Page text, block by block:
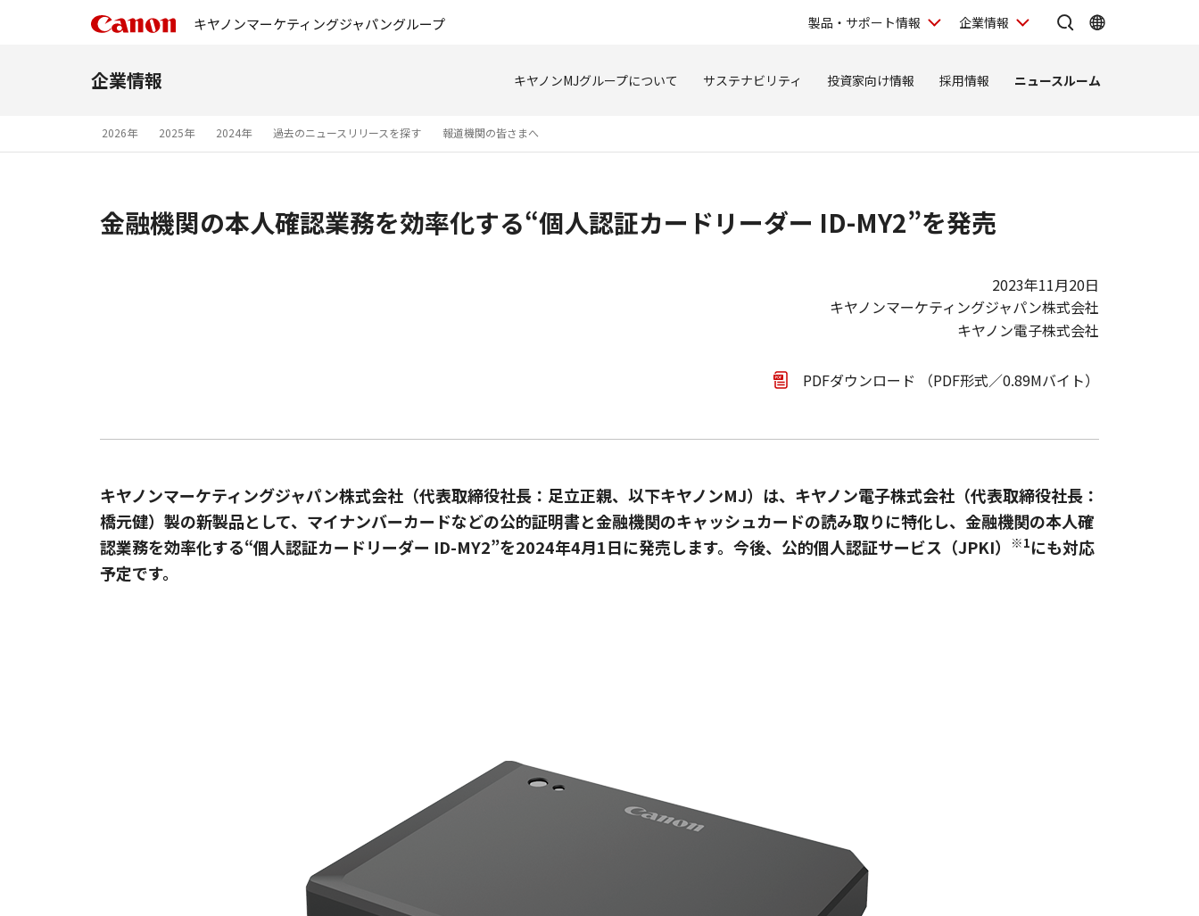
キヤノンマーケティングジャパングループ 製品・サポート情報 企業情報
企業情報 キヤノンMJグループについて サステナビリティ 投資家向け情報 採用情報 ニュースルーム
2026年 2025年 2024年 過去のニュースリリースを探す 報道機関の皆さまへ
金融機関の本人確認業務を効率化する“個人認証カードリーダー ID-MY2”を発売
2023年11月20日
キヤノンマーケティングジャパン株式会社
キヤノン電子株式会社
PDFダウンロード （PDF形式／0.89Mバイト）
キヤノンマーケティングジャパン株式会社（代表取締役社長：足立正親、以下キヤノンMJ）は、キヤノン電子株式会社（代表取締役社長：
橋元健）製の新製品として、マイナンバーカードなどの公的証明書と金融機関のキャッシュカードの読み取りに特化し、金融機関の本人確
認業務を効率化する“個人認証カードリーダー ID-MY2”を2024年4月1日に発売します。今後、公的個人認証サービス（JPKI）
※1にも対応
予定です。